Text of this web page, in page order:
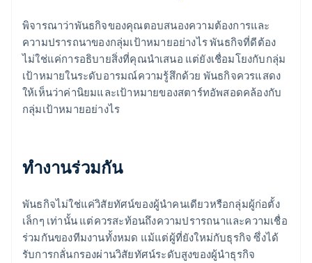
พิจารณาว่าพันธกิจของคุณตอบสนองความต้องการและ
ความปรารถนาของกลุ่มเป้าหมายอย่างไร พันธกิจที่ดีต้อง
ไม่ใช่แค่การอธิบายสิ่งที่คุณนำเสนอ แต่ยังเชื่อมโยงกับกลุ่ม
เป้าหมายในระดับอารมณ์ความรู้สึกด้วย พันธกิจควรแสดง
ให้เห็นว่าค่านิยมและเป้าหมายของสตาร์ทอัพสอดคล้องกับ
กลุ่มเป้าหมายอย่างไร
ทำงานร่วมกัน
พันธกิจไม่ใช่แค่วิสัยทัศน์ของผู้นำคนเดียวหรือกลุ่มผู้ก่อตั้ง
เล็กๆ เท่านั้น แต่ควรสะท้อนถึงความปรารถนาและความเชื่อ
ร่วมกันของทีมงานทั้งหมด แม้แต่ผู้ที่ยังใหม่กับธุรกิจ ซึ่งได้
รับการกลั่นกรองผ่านวิสัยทัศน์ระดับสูงของผู้นำธุรกิจ